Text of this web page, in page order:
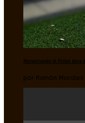
Patrocinando el fútbol base
por Ramón